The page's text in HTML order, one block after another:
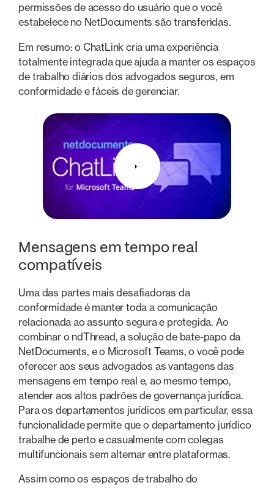
permissões de acesso do usuário que o você
estabelece no NetDocuments são transferidas.
Em resumo: o ChatLink cria uma experiência
totalmente integrada que ajuda a manter os espaços
de trabalho diários dos advogados seguros, em
conformidade e fáceis de gerenciar.
Mensagens em tempo real
compatíveis
Uma das partes mais desafiadoras da
conformidade é manter toda a comunicação
relacionada ao assunto segura e protegida. Ao
combinar o ndThread, a solução de bate-papo da
NetDocuments, e o Microsoft Teams, o você pode
oferecer aos seus advogados as vantagens das
mensagens em tempo real e, ao mesmo tempo,
atender aos altos padrões de governança jurídica.
Para os departamentos jurídicos em particular, essa
funcionalidade permite que o departamento jurídico
trabalhe de perto e casualmente com colegas
multifuncionais sem alternar entre plataformas.
Assim como os espaços de trabalho do